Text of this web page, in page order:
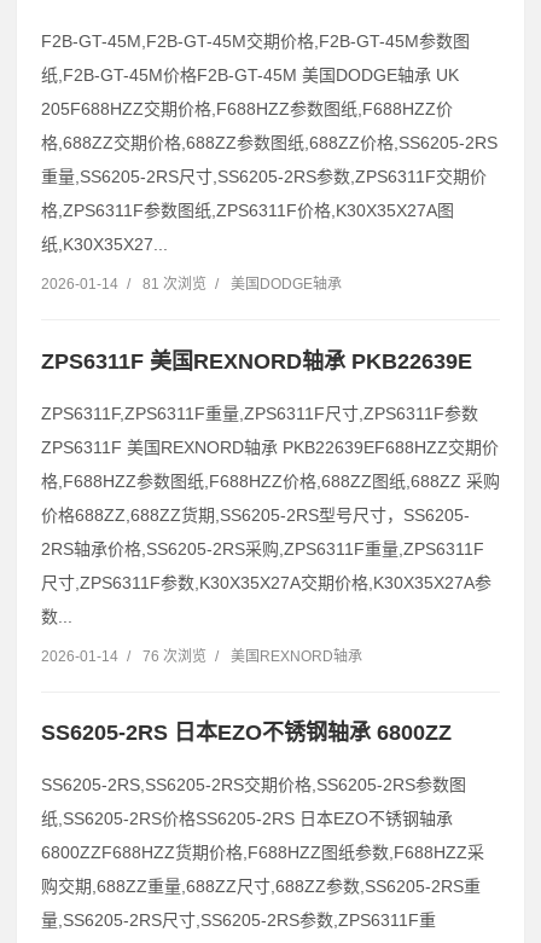
F2B-GT-45M,F2B-GT-45M交期价格,F2B-GT-45M参数图
纸,F2B-GT-45M价格F2B-GT-45M 美国DODGE轴承 UK
205F688HZZ交期价格,F688HZZ参数图纸,F688HZZ价
格,688ZZ交期价格,688ZZ参数图纸,688ZZ价格,SS6205-2RS
重量,SS6205-2RS尺寸,SS6205-2RS参数,ZPS6311F交期价
格,ZPS6311F参数图纸,ZPS6311F价格,K30X35X27A图
纸,K30X35X27...
2026-01-14 / 81 次浏览 / 美国DODGE轴承
ZPS6311F 美国REXNORD轴承 PKB22639E
ZPS6311F,ZPS6311F重量,ZPS6311F尺寸,ZPS6311F参数
ZPS6311F 美国REXNORD轴承 PKB22639EF688HZZ交期价
格,F688HZZ参数图纸,F688HZZ价格,688ZZ图纸,688ZZ 采购
价格688ZZ,688ZZ货期,SS6205-2RS型号尺寸，SS6205-
2RS轴承价格,SS6205-2RS采购,ZPS6311F重量,ZPS6311F
尺寸,ZPS6311F参数,K30X35X27A交期价格,K30X35X27A参
数...
2026-01-14 / 76 次浏览 / 美国REXNORD轴承
SS6205-2RS 日本EZO不锈钢轴承 6800ZZ
SS6205-2RS,SS6205-2RS交期价格,SS6205-2RS参数图
纸,SS6205-2RS价格SS6205-2RS 日本EZO不锈钢轴承
6800ZZF688HZZ货期价格,F688HZZ图纸参数,F688HZZ采
购交期,688ZZ重量,688ZZ尺寸,688ZZ参数,SS6205-2RS重
量,SS6205-2RS尺寸,SS6205-2RS参数,ZPS6311F重